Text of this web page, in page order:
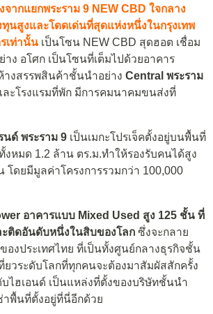
จากแยกพระราม 9 NEW CBD ใจกลาง
ทุนสูงและโดดเด่นที่สุดแห่งหนึ่งในกรุงเทพ
เท่านั้น เป็นโซน NEW CBD สุดฮอต เชื่อม
ง อโศก เป็นโซนที่เต็มไปด้วยอาคาร
งสรรพสินค้าชั้นนำอย่าง Central พระราม
ละโรงแรมที่พัก มีการคมนาคมขนส่งที่
นด์ พระราม 9 เป็นเมกะโปรเจ็คตั้งอยู่บนพื้นที่
งหมด 1.2 ล้าน ตร.ม.ทำให้รองรับคนได้สูง
โดยมีมูลค่าโครงการรวมกว่า 100,000
อาคารแบบ Mixed Used สูง 125 ชั้น ที่
ติดอันดับหนึ่งในสิบของโลก ซึ่งจะกลาย
องประเทศไทย ที่เป็นทั้งศูนย์กลางธุรกิจชั้น
ยวระดับโลกที่ทุกคนจะต้องมาสัมผัสสักครั้ง
ไฮเอนด์ เป็นแหล่งที่ตั้งของบริษัทชั้นนำ
าพื้นที่ตั้งอยู่ที่นี่อีกด้วย